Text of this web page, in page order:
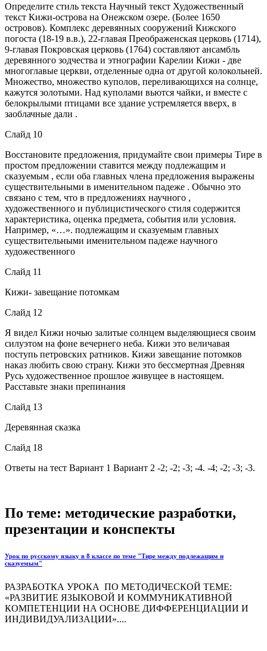
Определите стиль текста Научный текст Художественный
текст Кижи-острова на Онежском озере. (Более 1650
островов). Комплекс деревянных сооружений Кижского
погоста (18-19 в.в.), 22-главая Преображенская церковь (1714),
9-главая Покровская церковь (1764) составляют ансамбль
деревянного зодчества и этнографии Карелии Кижи - две
многоглавые церкви, отделенные одна от другой колокольней.
Множество, множество куполов, переливающихся на солнце,
кажутся золотыми. Над куполами вьются чайки, и вместе с
белокрылыми птицами все здание устремляется вверх, в
заоблачные дали .
Слайд 10
Восстановите предложения, придумайте свои примеры Тире в
простом предложении ставится между подлежащим и
сказуемым , если оба главных члена предложения выражены
существительными в именительном падеже . Обычно это
связано с тем, что в предложениях научного ,
художественного и публицистического стиля содержится
характеристика, оценка предмета, события или условия.
Например, «…». подлежащим и сказуемым главных
существительными именительном падеже научного
художественного
Слайд 11
Кижи- завещание потомкам
Слайд 12
Я видел Кижи ночью залитые солнцем выделяющиеся своим
силуэтом на фоне вечернего неба. Кижи это величавая
поступь петровских ратников. Кижи завещание потомков
наказ любить свою страну. Кижи это бессмертная Древняя
Русь художественное прошлое живущее в настоящем.
Расставьте знаки препинания
Слайд 13
Деревянная сказка
Слайд 18
Ответы на тест Вариант 1 Вариант 2 -2; -2; -3; -4. -4; -2; -3; -3.
По теме: методические разработки,
презентации и конспекты
Урок по русскому языку в 8 классе по теме "Тире между подлежащим и
сказуемым"
РАЗРАБОТКА УРОКА ПО МЕТОДИЧЕСКОЙ ТЕМЕ:
«РАЗВИТИЕ ЯЗЫКОВОЙ И КОММУНИКАТИВНОЙ
КОМПЕТЕНЦИИ НА ОСНОВЕ ДИФФЕРЕНЦИАЦИИ И
ИНДИВИДУАЛИЗАЦИИ»....